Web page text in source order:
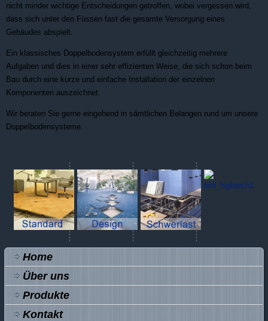
nicht minder wichtige Entscheidungen getroffen, wobei vergessen wird,
dass sich unter den Füssen fast die gesamte Versorgung eines
Gebäudes abspielt.
Ein klassisches Doppelbodensystem erfüllt gleichzeitig mehrere
Aufgaben und dies in einer sehr effizienten Weise, die sich schon beim
Bau durch eine kurze und einfache Installation der einzelnen
Komponenten auszeichnet.
Wir beraten Sie gerne eingehend in sämtlichen Belangen rund um unsere
Doppelbodensysteme.
Home
Über uns
Produkte
Kontakt